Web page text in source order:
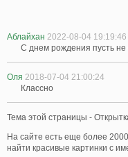
Аблайхан 2022-08-04 19:19:46
С днем рождения пусть не
Оля 2018-07-04 21:00:24
Классно
Тема этой страницы -
На сайте есть еще более
найти красивые картинки с